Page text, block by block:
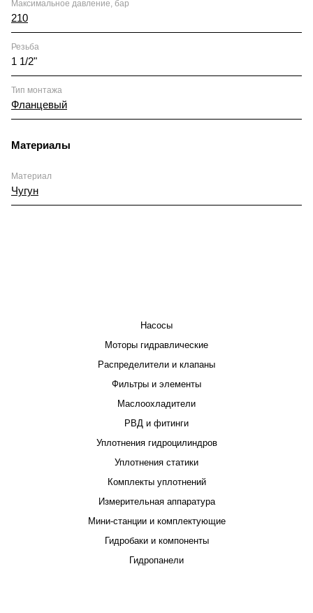
Максимальное давление, бар
210
Резьба
1 1/2"
Тип монтажа
Фланцевый
Материалы
Материал
Чугун
Насосы
Моторы гидравлические
Распределители и клапаны
Фильтры и элементы
Маслоохладители
РВД и фитинги
Уплотнения гидроцилиндров
Уплотнения статики
Комплекты уплотнений
Измерительная аппаратура
Мини-станции и комплектующие
Гидробаки и компоненты
Гидропанели